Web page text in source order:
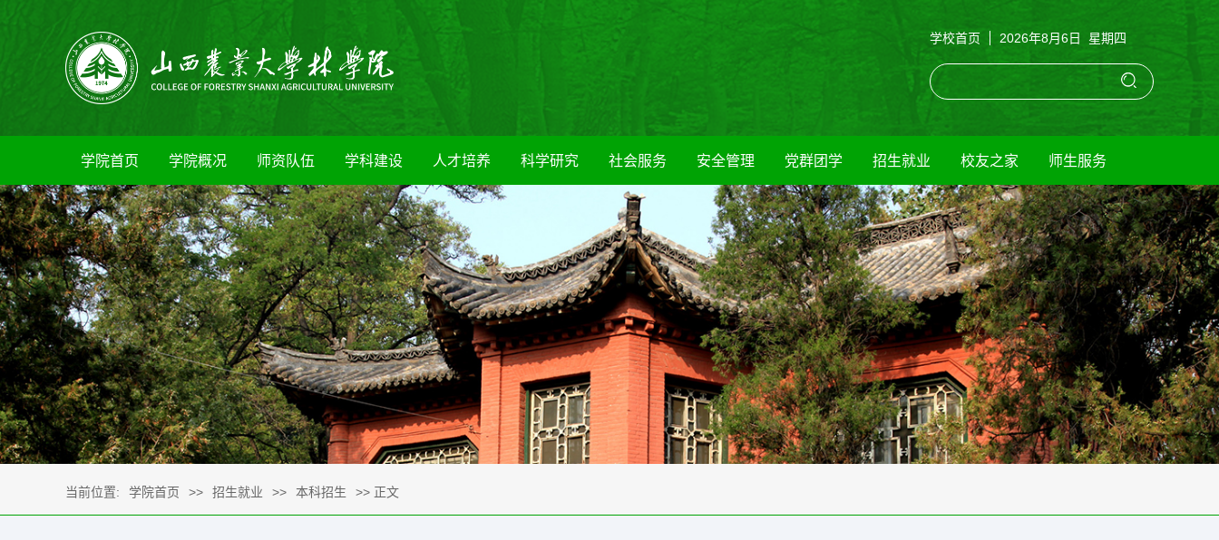
学校首页 2026年8月6日 星期四
学院首页 学院概况 师资队伍 学科建设 人才培养 科学研究 社会服务 安全管理 党群团学 招生就业 校友之家 师生服务
当前位置: 学院首页 >> 招生就业 >> 本科招生 >> 正文